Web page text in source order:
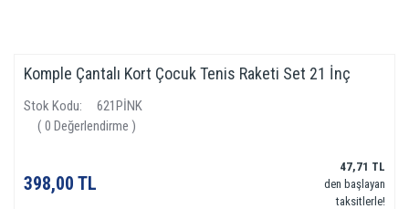
Komple Çantalı Kort Çocuk Tenis Raketi Set 21 İnç
Stok Kodu
621PİNK
( 0 Değerlendirme )
398,00 TL
47,71 TL
den başlayan
taksitlerle!